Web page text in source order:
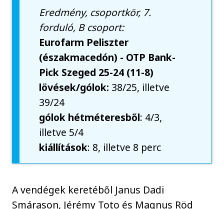
Eredmény, csoportkör, 7.
forduló, B csoport:
Eurofarm Peliszter
(északmacedón) - OTP Bank-
Pick Szeged 25-24 (11-8)
lövések/gólok: 38/25, illetve
39/24
gólok hétméteresből: 4/3,
illetve 5/4
kiállítások: 8, illetve 8 perc
A vendégek keretéből Janus Dadi
Smárason, Jérémy Toto és Magnus Röd